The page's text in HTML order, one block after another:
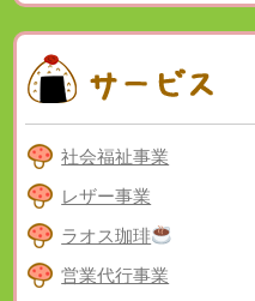
社会福祉事業
レザー事業
ラオス珈琲
営業代行事業